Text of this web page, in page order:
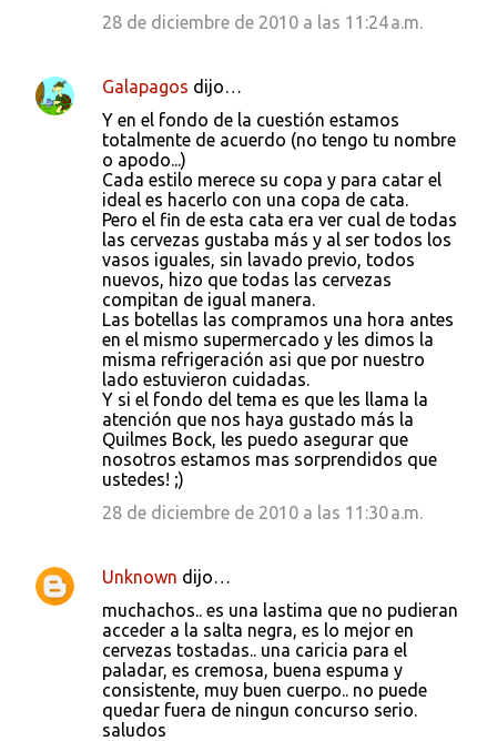
28 de diciembre de 2010 a las 11:24 a.m.
Galapagos dijo…
Y en el fondo de la cuestión estamos
totalmente de acuerdo (no tengo tu nombre
o apodo...)
Cada estilo merece su copa y para catar el
ideal es hacerlo con una copa de cata.
Pero el fin de esta cata era ver cual de todas
las cervezas gustaba más y al ser todos los
vasos iguales, sin lavado previo, todos
nuevos, hizo que todas las cervezas
compitan de igual manera.
Las botellas las compramos una hora antes
en el mismo supermercado y les dimos la
misma refrigeración asi que por nuestro
lado estuvieron cuidadas.
Y si el fondo del tema es que les llama la
atención que nos haya gustado más la
Quilmes Bock, les puedo asegurar que
nosotros estamos mas sorprendidos que
ustedes! ;)
28 de diciembre de 2010 a las 11:30 a.m.
Unknown dijo…
muchachos.. es una lastima que no pudieran
acceder a la salta negra, es lo mejor en
cervezas tostadas.. una caricia para el
paladar, es cremosa, buena espuma y
consistente, muy buen cuerpo.. no puede
quedar fuera de ningun concurso serio.
saludos